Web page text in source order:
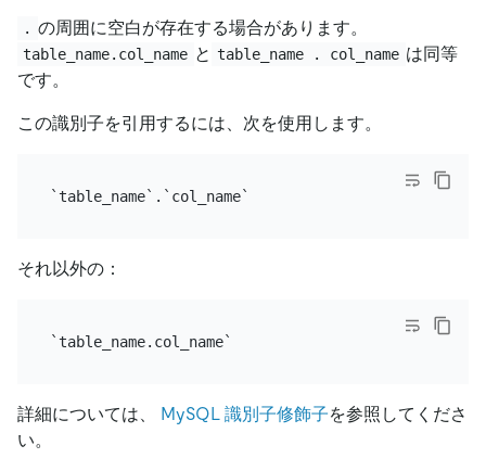
. の周囲に空白が存在する場合があります。
table_name.col_name と table_name . col_name は同等
です。
この識別子を引用するには、次を使用します。
それ以外の：
詳細については、 MySQL 識別子修飾子を参照してくださ
い。